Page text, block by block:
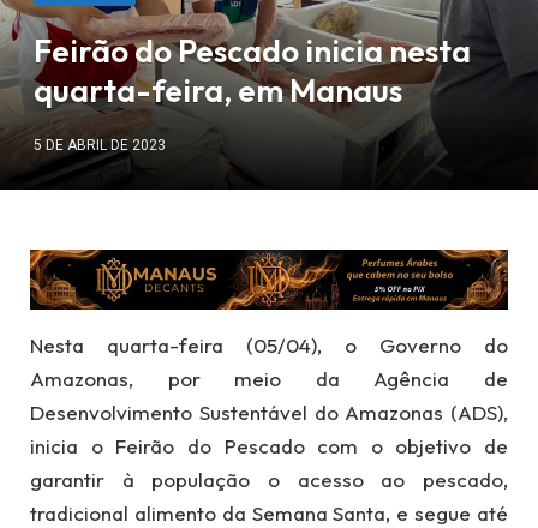
Feirão do Pescado inicia nesta
quarta-feira, em Manaus
5 DE ABRIL DE 2023
Nesta quarta-feira (05/04), o Governo do
Amazonas, por meio da Agência de
Desenvolvimento Sustentável do Amazonas (ADS),
inicia o Feirão do Pescado com o objetivo de
garantir à população o acesso ao pescado,
tradicional alimento da Semana Santa, e segue até